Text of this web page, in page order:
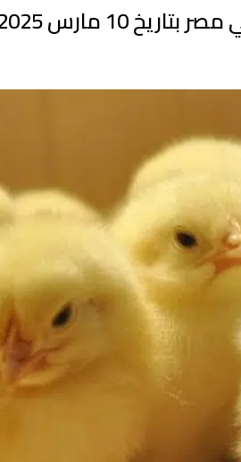
الأسعار مع زيادة الطلب